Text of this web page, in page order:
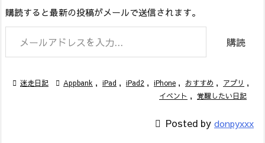
購読すると最新の投稿がメールで送信されます。
メールアドレスを入力...
購読
 迷走日記  Appbank , iPad , iPad2 , iPhone , おすすめ , アプリ ,
イベント , 覚醒したい日記
 Posted by donpyxxx